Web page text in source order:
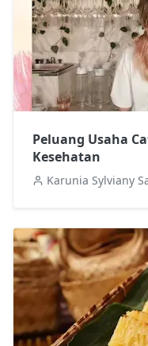
Peluang Usaha
Kesehatan
Karunia Sylviany